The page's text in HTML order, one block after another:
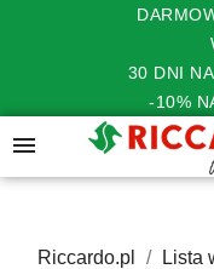
30 DNI
-10%

Riccardo.pl Lista